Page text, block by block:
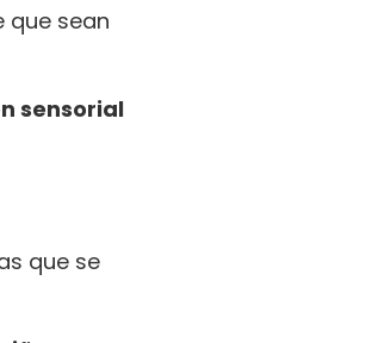
que sean
sensorial
que se